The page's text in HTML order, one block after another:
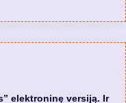
elektroninę versiją. Ir